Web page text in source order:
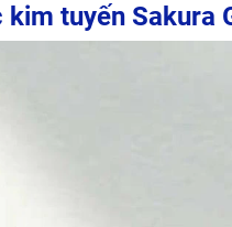
tuyến Sakura